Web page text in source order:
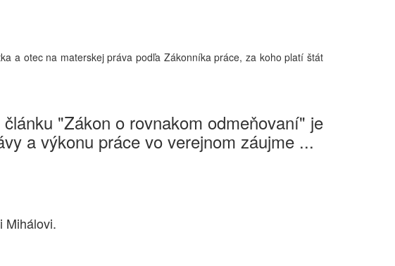
a otec na materskej práva podľa Zákonníka práce, za koho platí štát
"Zákon o rovnakom odmeňovaní" je
a výkonu práce vo verejnom záujme ...
Mihálovi.